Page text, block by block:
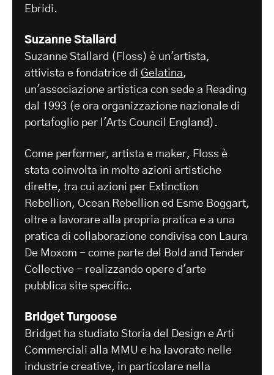
Ebridi.
Suzanne Stallard
Suzanne Stallard (Floss) è un'artista,
attivista e fondatrice di Gelatina,
un'associazione artistica con sede a Reading
dal 1993 (e ora organizzazione nazionale di
portafoglio per l'Arts Council England).
Come performer, artista e maker, Floss è
stata coinvolta in molte azioni artistiche
dirette, tra cui azioni per Extinction
Rebellion, Ocean Rebellion ed Esme Boggart,
oltre a lavorare alla propria pratica e a una
pratica di collaborazione condivisa con Laura
De Moxom - come parte del Bold and Tender
Collective - realizzando opere d'arte
pubblica site specific.
Bridget Turgoose
Bridget ha studiato Storia del Design e Arti
Commerciali alla MMU e ha lavorato nelle
industrie creative, in particolare nella